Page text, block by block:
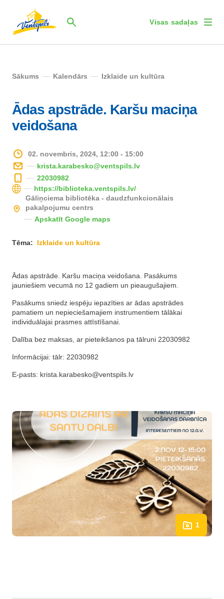
Visas sadaļas
Sākums Kalendārs Izklaide un kultūra
Ādas apstrāde. Karšu maciņa
veidošana
02. novembris, 2024, 12:00 - 15:00
krista.karabesko@ventspils.lv
22030982
https://biblioteka.ventspils.lv/
Gāliņciema bibliotēka - daudzfunkcionālais
pakalpojumu centrs
Apskatīt Google maps
Tēma: Izklaide un kultūra
Ādas apstrāde. Karšu maciņa veidošana. Pasākums
jauniešiem vecumā no 12 gadiem un pieaugušajiem.
Pasākums sniedz iespēju iepazīties ar ādas apstrādes
pamatiem un nepieciešamajiem instrumentiem tālākai
individuālajai prasmes attīstīšanai.
Dalība bez maksas, ar pieteikšanos pa tālruni 22030982
Informācijai: tālr: 22030982
E-pasts: krista.karabesko@ventspils.lv
1